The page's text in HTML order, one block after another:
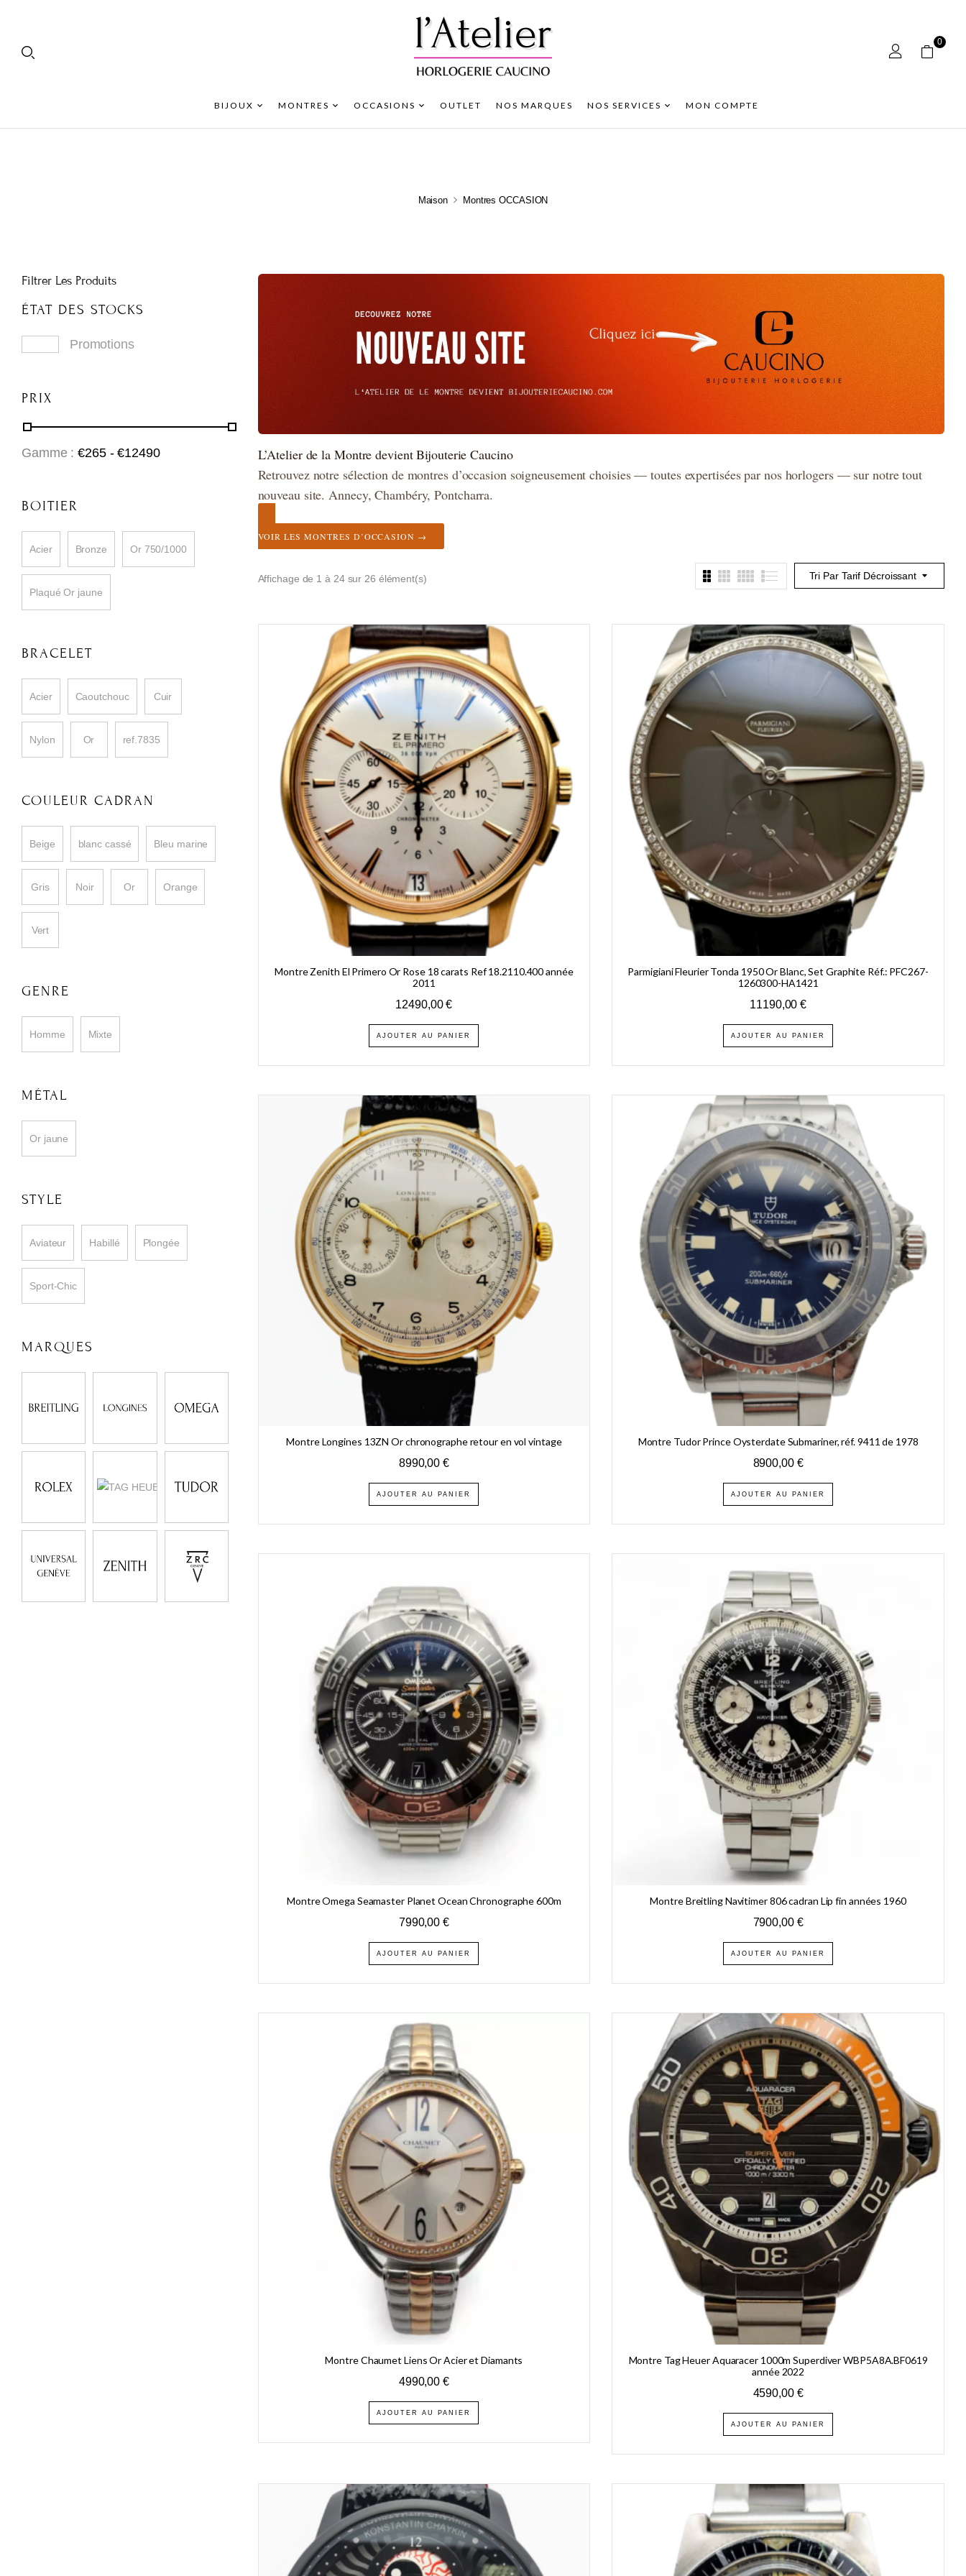
0
BIJOUX MONTRES OCCASIONS OUTLET NOS MARQUES NOS SERVICES MON COMPTE
Maison Montres OCCASION
Filtrer Les Produits
ÉTAT DES STOCKS
Promotions
PRIX
Gamme : €265 - €12490
BOITIER
Acier Bronze Or 750/1000
Plaqué Or jaune
BRACELET
Acier Caoutchouc Cuir
Nylon Or ref.7835
COULEUR CADRAN
Beige blanc cassé Bleu marine
Gris Noir Or Orange
Vert
GENRE
Homme Mixte
MÉTAL
Or jaune
STYLE
Aviateur Habillé Plongée
Sport-Chic
MARQUES
L’Atelier de la Montre devient Bijouterie Caucino
Retrouvez notre sélection de montres d’occasion soigneusement choisies — toutes expertisées par nos horlogers — sur notre tout
nouveau site. Annecy, Chambéry, Pontcharra.
VOIR LES MONTRES D’OCCASION →
Tri Par Tarif Décroissant
Affichage de 1 à 24 sur 26 élément(s)
Montre Zenith El Primero Or Rose 18 carats Ref 18.2110.400 année
2011
12490,00€
AJOUTER AU PANIER
Parmigiani Fleurier Tonda 1950 Or Blanc, Set Graphite Réf.: PFC267-
1260300-HA1421
11190,00€
AJOUTER AU PANIER
Montre Longines 13ZN Or chronographe retour en vol vintage
8990,00€
AJOUTER AU PANIER
Montre Tudor Prince Oysterdate Submariner, réf. 9411 de 1978
8900,00 €
AJOUTER AU PANIER
Montre Omega Seamaster Planet Ocean Chronographe 600m
7990,00€
AJOUTER AU PANIER
Montre Breitling Navitimer 806 cadran Lip fin années 1960
7900,00 €
AJOUTER AU PANIER
Montre Chaumet Liens Or Acier et Diamants
4990,00€
AJOUTER AU PANIER
Montre Tag Heuer Aquaracer 1000m Superdiver WBP5A8A.BF0619
année 2022
4590,00 €
AJOUTER AU PANIER